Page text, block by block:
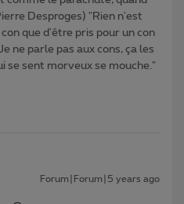
Desproges) "Rien n'est
que d'être pris pour un con
ne parle pas aux cons, ça les
se sent morveux se mouche."
Forum|Forum|5 years ago